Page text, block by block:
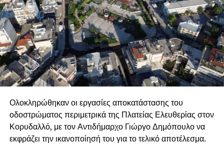
Ολοκληρώθηκαν οι εργασίες αποκατάστασης του
οδοστρώματος περιμετρικά της Πλατείας Ελευθερίας στον
Κορυδαλλό, με τον Αντιδήμαρχο Γιώργο Δημόπουλο να
εκφράζει την ικανοποίησή του για το τελικό αποτέλεσμα.